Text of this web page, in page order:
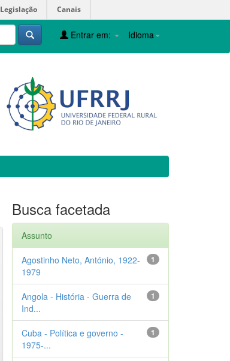
Legislação Canais
Idioma
Entrar em:
Busca facetada
Assunto
1
Agostinho Neto, António, 1922-
1979
1
Angola - História - Guerra de
Ind...
1
Cuba - Política e governo -
1975-...